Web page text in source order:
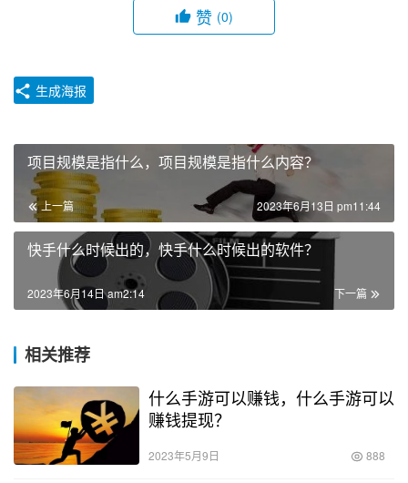
赞 (0)
生成海报
项目规模是指什么，项目规模是指什么内容？
上一篇 2023年6月13日 pm11:44
快手什么时候出的，快手什么时候出的软件？
下一篇
2023年6月14日 am2:14
相关推荐
什么手游可以赚钱，什么手游可以
赚钱提现？
2023年5月9日 888